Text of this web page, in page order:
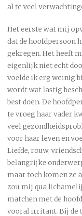
al te veel
Het eerste wat mij
dat de hoofdpersoon
gekregen. Het heeft
eigenlijk niet echt
voelde ik erg weinig
wordt wat lastig
best doen. De
te vroeg haar vader
veel
voor haar leven en
Liefde, rouw,
belangrijke
maar toch komen ze
zou mij qua
matchen met de
vooral irritant. Bij de